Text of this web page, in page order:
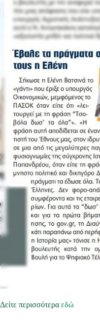
Δείτε περισσότερα εδώ